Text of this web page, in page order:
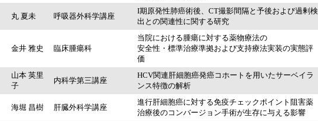
丸 夏未 呼吸器外科学講座
I期原発性肺癌術後、CT撮影間隔と予後および過剰検
出との関連性に関する研究
金井 雅史 臨床腫瘍科
当院における腫瘍に対する薬物療法の
安全性・標準治療準拠および支持療法実装の実態評
価
山本 英里
子
内科学第三講座
HCV関連肝細胞癌発癌コホートを用いたサーベイラ
ンス特徴の解析
海堀 昌樹 肝臓外科学講座
進行肝細胞癌に対する免疫チェックポイント阻害薬
治療後のコンバージョン手術が生存に与える影響